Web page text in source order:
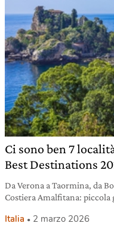
Ci sono ben 7
Best Destinations
Da Verona a Taormina, da
Costiera Amalfitana: piccola
Italia 2 marzo 2026